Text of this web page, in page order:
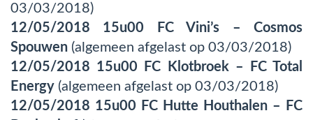
03/03/2018)
12/05/2018 15u00 FC Vini’s – Cosmos
Spouwen (algemeen afgelast op 03/03/2018)
12/05/2018 15u00 FC Klotbroek – FC Total
Energy (algemeen afgelast op 03/03/2018)
12/05/2018 15u00 FC Hutte Houthalen – FC